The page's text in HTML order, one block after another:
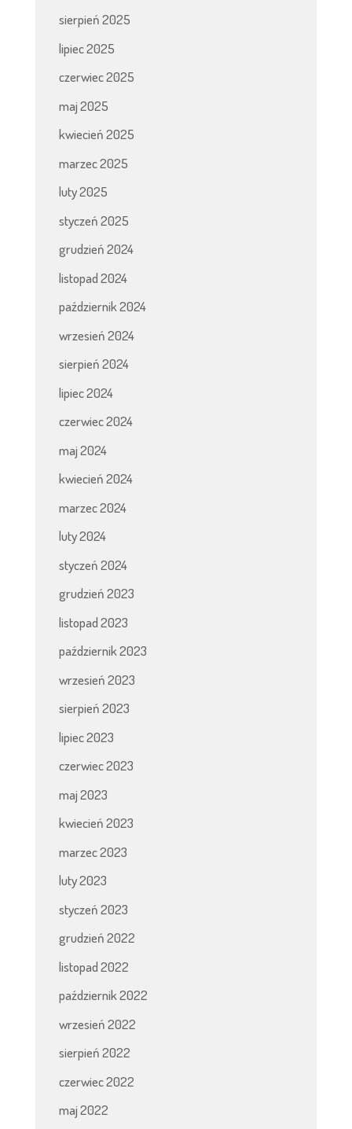
sierpień 2025
lipiec 2025
czerwiec 2025
maj 2025
kwiecień 2025
marzec 2025
luty 2025
styczeń 2025
grudzień 2024
listopad 2024
październik 2024
wrzesień 2024
sierpień 2024
lipiec 2024
czerwiec 2024
maj 2024
kwiecień 2024
marzec 2024
luty 2024
styczeń 2024
grudzień 2023
listopad 2023
październik 2023
wrzesień 2023
sierpień 2023
lipiec 2023
czerwiec 2023
maj 2023
kwiecień 2023
marzec 2023
luty 2023
styczeń 2023
grudzień 2022
listopad 2022
październik 2022
wrzesień 2022
sierpień 2022
czerwiec 2022
maj 2022